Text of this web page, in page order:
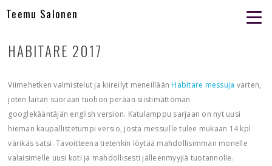
Teemu Salonen
HABITARE 2017
Viimehetken valmistelut ja kiireilyt meneillään Habitare messuja varten,
joten laitan suoraan tuohon perään siistimättömän
googlekääntäjän english version. Katulamppu sarjaan on nyt uusi
hieman kaupallistetumpi versio, josta messuille tulee mukaan 14 kpl
värikäs satsi. Tavoitteena tietenkin löytää mahdollisimman monelle
valaisimelle uusi koti ja mahdollisesti jälleenmyyjiä tuotannolle.